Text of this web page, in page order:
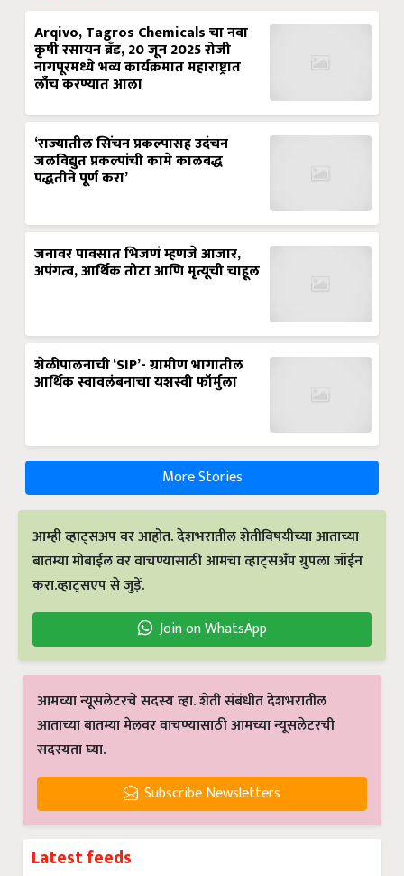
Arqivo, Tagros Chemicals चा नवा
कृषी रसायन ब्रँड, 20 जून 2025 रोजी
नागपूरमध्ये भव्य कार्यक्रमात महाराष्ट्रात
लाँच करण्यात आला
‘राज्यातील सिंचन प्रकल्पासह उदंचन
जलविद्युत प्रकल्पांची कामे कालबद्ध
पद्धतीने पूर्ण करा’
जनावर पावसात भिजणं म्हणजे आजार,
अपंगत्व, आर्थिक तोटा आणि मृत्यूची चाहूल
शेळीपालनाची ‘SIP’- ग्रामीण भागातील
आर्थिक स्वावलंबनाचा यशस्वी फॉर्मुला
More Stories
आम्ही व्हाट्सअप वर आहोत. देशभरातील शेतीविषयीच्या आताच्या
बातम्या मोबाईल वर वाचण्यासाठी आमचा व्हाट्सअँप ग्रुपला जॉईन
करा.व्हाट्सएप से जुड़ें.
Join on WhatsApp
आमच्या न्यूसलेटरचे सदस्य व्हा. शेती संबंधीत देशभरातील
आताच्या बातम्या मेलवर वाचण्यासाठी आमच्या न्यूसलेटरची
सदस्यता घ्या.
Subscribe Newsletters
Latest feeds